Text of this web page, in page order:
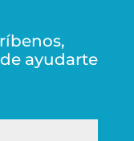
ayudarte